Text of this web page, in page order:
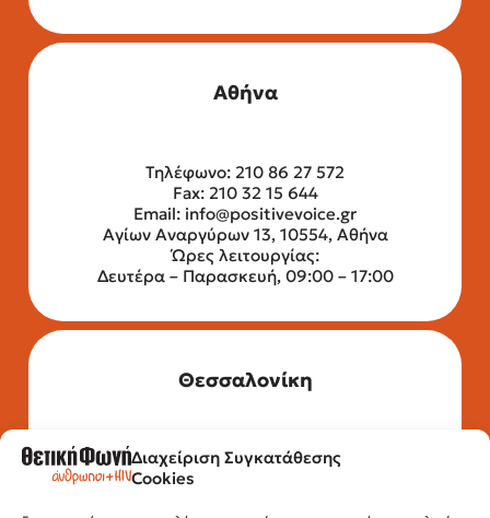
Διαχείριση Συγκατάθεσης
Cookies
Αθήνα
Τηλέφωνο: 210 86 27 572
Fax: 210 32 15 644
Email: info@positivevoice.gr
Αγίων Αναργύρων 13, 10554, Αθήνα
Ώρες λειτουργίας:
Δευτέρα – Παρασκευή, 09:00 – 17:00
Θεσσαλονίκη
Τηλέφωνο: 2315 525 020
Fax: 210 32 15 644